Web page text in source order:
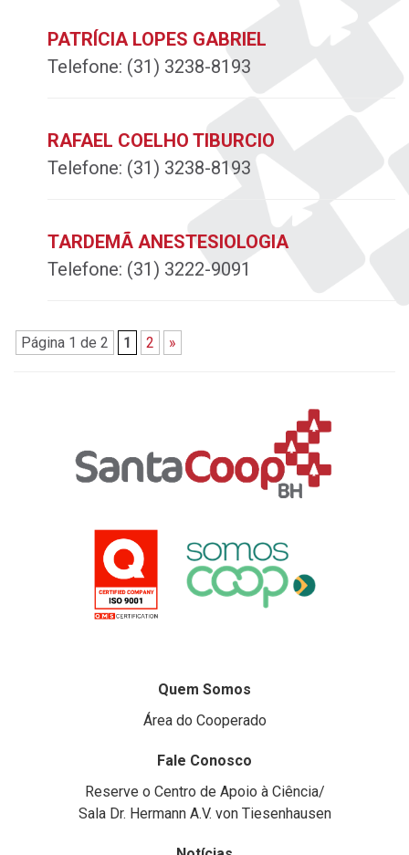
PATRÍCIA LOPES GABRIEL
Telefone: (31) 3238-8193
RAFAEL COELHO TIBURCIO
Telefone: (31) 3238-8193
TARDEMÃ ANESTESIOLOGIA
Telefone: (31) 3222-9091
Página 1 de 2 1 2 »
Quem Somos
Área do Cooperado
Fale Conosco
Reserve o Centro de Apoio à Ciência/
Sala Dr. Hermann A.V. von Tiesenhausen